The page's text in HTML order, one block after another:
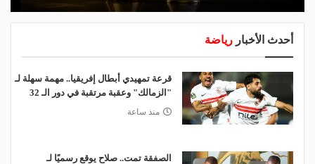
أحدث الأخبار رياضة
قرعة تمهيدي أبطال إفريقيا.. مهمة سهلة لـ
"الزمالك" وعقبة مرتقبة في دور الـ 32
منذ ساعة
الصفقة تمت.. صلاح يوقع رسميًا لـ